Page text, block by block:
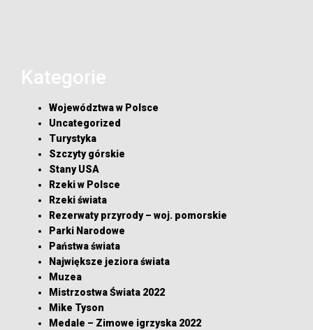
Kategorie
Województwa w Polsce
Uncategorized
Turystyka
Szczyty górskie
Stany USA
Rzeki w Polsce
Rzeki świata
Rezerwaty przyrody – woj. pomorskie
Parki Narodowe
Państwa świata
Największe jeziora świata
Muzea
Mistrzostwa Świata 2022
Mike Tyson
Medale – Zimowe igrzyska 2022